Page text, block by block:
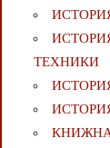
ТЕХНИКИ